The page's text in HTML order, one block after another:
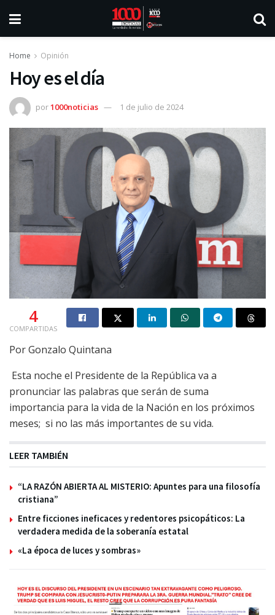
Home Opinión
Hoy es el día
por1000noticias 1 de julio de 2024
4
COMPARTIDAS
Por Gonzalo Quintana
Esta noche el Presidente de la República va a
pronunciar las palabras que serán de suma
importancia para la vida de la Nación en los próximos
meses; si no las más importantes de su vida.
LEER TAMBIÉN
“LA RAZÓN ABIERTA AL MISTERIO: Apuntes para una filosofía
cristiana”
Entre ficciones ineficaces y redentores psicopáticos: La
verdadera medida de la soberanía estatal
«La época de luces y sombras»